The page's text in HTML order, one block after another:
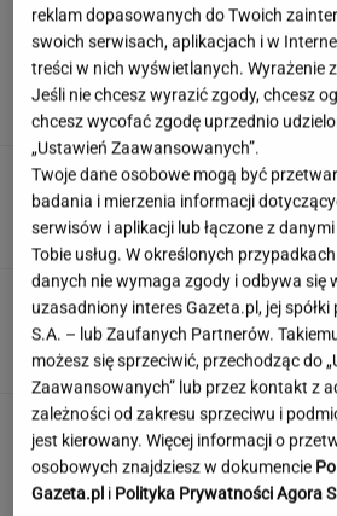
Damięcka dosadnie
Polsce. "Zasłużyliście"
Po tym
piwnicy. Znalazłam
ANNA GOWOREK
Te polskie przysłowia
Na komplet stać
To jeden z
zagranicznym
zapomina
MATERIAŁ PROMOCYJNY
reklam dopasowanych do Twoich
swoich serwisach, aplikacjach i w
treści w nich wyświetlanych. Wyrażenie
Jeśli nie chcesz wyrazić zgody, chcesz
chcesz wycofać zgodę uprzednio
„Ustawień Zaawansowanych”.
Twoje dane osobowe mogą być
badania i mierzenia informacji
serwisów i aplikacji lub łączone z
Tobie usług. W określonych
danych nie wymaga zgody i odbywa się
uzasadniony interes Gazeta.pl, jej
S.A. – lub Zaufanych Partnerów.
możesz się sprzeciwić, przechodząc do
Zaawansowanych” lub przez kontakt z
zależności od zakresu sprzeciwu i
jest kierowany. Więcej informacji o
osobowych znajdziesz w dokumencie
Gazeta.pl i Polityka Prywatności Agora